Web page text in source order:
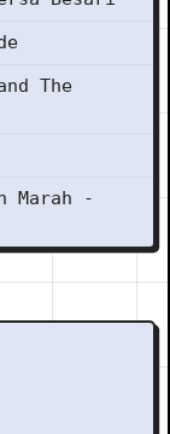
The
Marah -